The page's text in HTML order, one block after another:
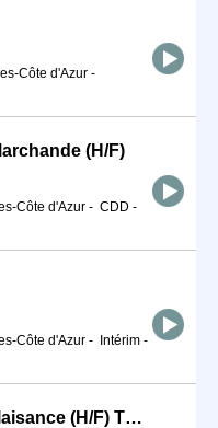
Côte d'Azur -
(H/F)
Côte d'Azur - CDD -
Côte d'Azur - Intérim -
Mécanicien de bateaux de plaisance (H/F) TDFE2026